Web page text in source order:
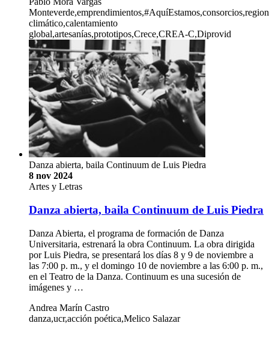
climático,calentamiento
global,artesanías,prototipos,Crece,CREA-C,Diprovid
Danza abierta, baila Continuum de Luis Piedra
8 nov 2024
Artes y Letras
Danza abierta, baila Continuum de Luis Piedra
Danza Abierta, el programa de formación de Danza
Universitaria, estrenará la obra Continuum. La obra dirigida
por Luis Piedra, se presentará los días 8 y 9 de noviembre a
las 7:00 p. m., y el domingo 10 de noviembre a las 6:00 p. m.,
en el Teatro de la Danza. Continuum es una sucesión de
imágenes y …
Andrea Marín Castro
danza,ucr,acción poética,Melico Salazar